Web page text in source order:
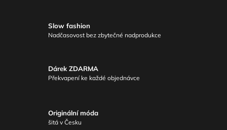
Slow fashion
Nadčasovost bez zbytečné nadprodukce
Dárek ZDARMA
Překvapení ke každé objednávce
Originální móda
šitá v Česku